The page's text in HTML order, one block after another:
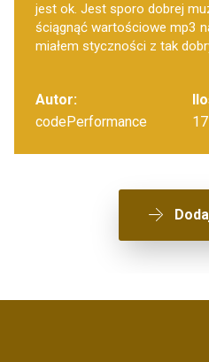
jest ok. Jest sporo dobrej
ściągnąć wartościowe mp3
miałem styczności z tak
Autor:
codePerformance
17